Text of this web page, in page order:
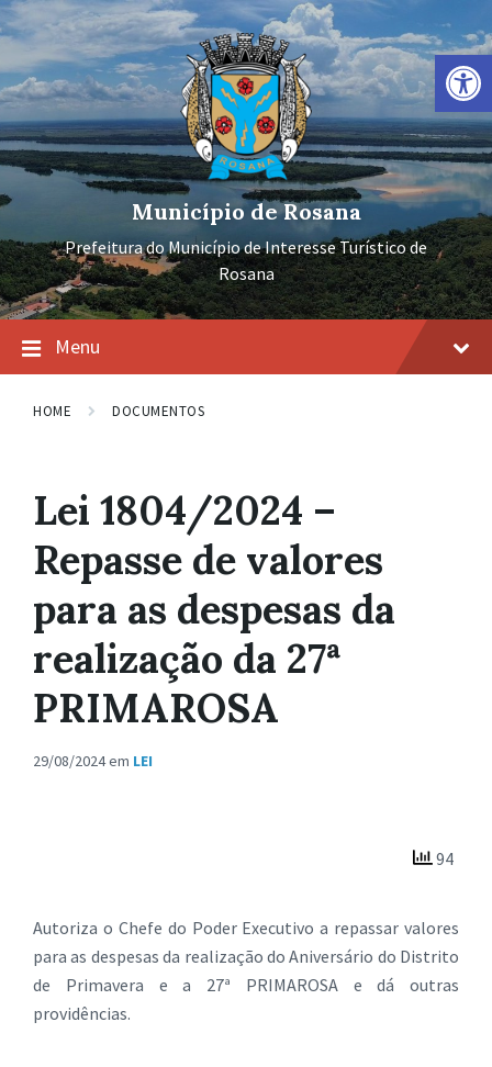
Barra de Ferramentas Aberta
Ir
para
conteúdo
Pular
para
navegação
principal
Pular
para
rodapé
Município de Rosana
Prefeitura do Município de Interesse Turístico de
Rosana
Menu
HOME DOCUMENTOS
Lei 1804/2024 –
Repasse de valores
para as despesas da
realização da 27ª
PRIMAROSA
29/08/2024em LEI
94
Autoriza o Chefe do Poder Executivo a repassar valores
para as despesas da realização do Aniversário do Distrito
de Primavera e a 27ª PRIMAROSA e dá outras
providências.